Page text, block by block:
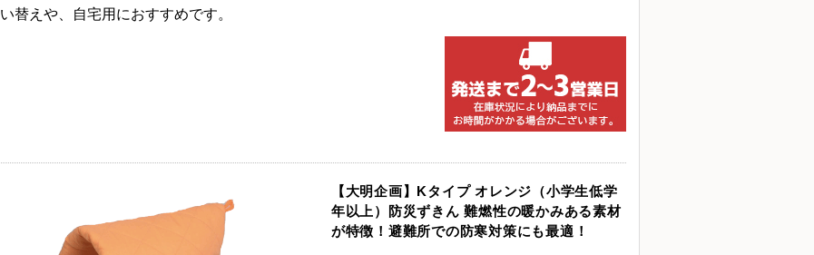
い替えや、自宅用におすすめです。
【大明企画】Kタイプ オレンジ（小学生低学
年以上）防災ずきん 難燃性の暖かみある素材
が特徴！避難所での防寒対策にも最適！